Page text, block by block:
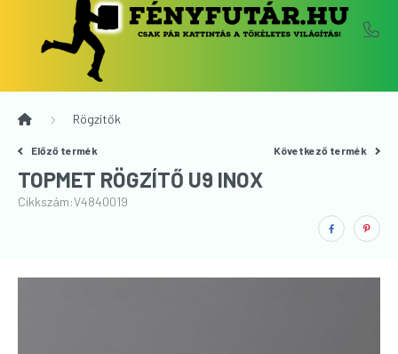
Rögzítők
Előző termék Következő termék
TOPMET RÖGZÍTŐ U9 INOX
Cikkszám:V4840019